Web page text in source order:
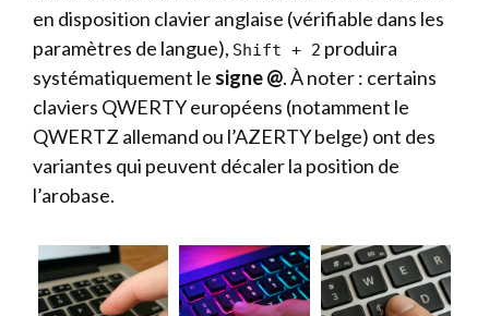
en disposition clavier anglaise (vérifiable dans les
paramètres de langue), Shift + 2 produira
systématiquement le signe @. À noter : certains
claviers QWERTY européens (notamment le
QWERTZ allemand ou l’AZERTY belge) ont des
variantes qui peuvent décaler la position de
l’arobase.